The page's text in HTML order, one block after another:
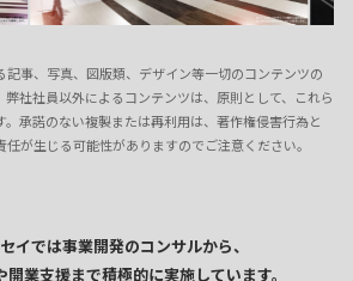
事、写真、図版類、デザイン等一切のコンテンツの
社社員以外によるコンテンツは、原則として、これら
。承諾のない複製または再利用は、著作権侵害行為と
任が生じる可能性がありますのでご注意ください。
イでは事業開発のコンサルから、
開業支援まで積極的に実施しています。